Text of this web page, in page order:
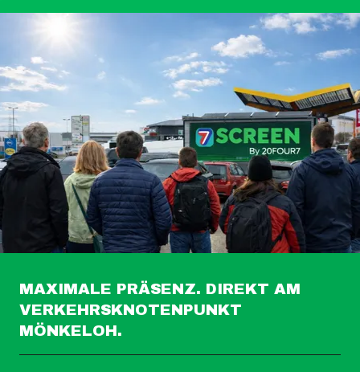
MAXIMALE PRÄSENZ. DIREKT AM
VERKEHRSKNOTENPUNKT
MÖNKELOH.